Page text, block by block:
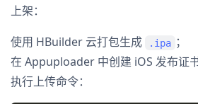
上架：
使用 HBuilder 云打包生成
.ipa ；
在 Appuploader 中创建 iOS 发布证书
执行上传命令：